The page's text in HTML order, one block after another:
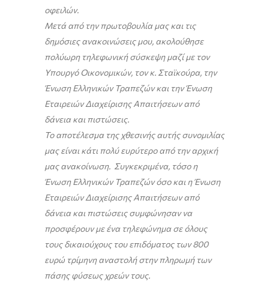
οφειλών.
Μετά από την πρωτοβουλία μας και τις
δημόσιες ανακοινώσεις μου, ακολούθησε
πολύωρη τηλεφωνική σύσκεψη μαζί με τον
Υπουργό Οικονομικών, τον κ. Σταϊκούρα, την
Ένωση Ελληνικών Τραπεζών και την Ένωση
Εταιρειών Διαχείρισης Απαιτήσεων από
δάνεια και πιστώσεις.
Το αποτέλεσμα της χθεσινής αυτής συνομιλίας
μας είναι κάτι πολύ ευρύτερο από την αρχική
μας ανακοίνωση. Συγκεκριμένα, τόσο η
Ένωση Ελληνικών Τραπεζών όσο και η Ένωση
Εταιρειών Διαχείρισης Απαιτήσεων από
δάνεια και πιστώσεις συμφώνησαν να
προσφέρουν με ένα τηλεφώνημα σε όλους
τους δικαιούχους του επιδόματος των 800
ευρώ τρίμηνη αναστολή στην πληρωμή των
πάσης φύσεως χρεών τους.